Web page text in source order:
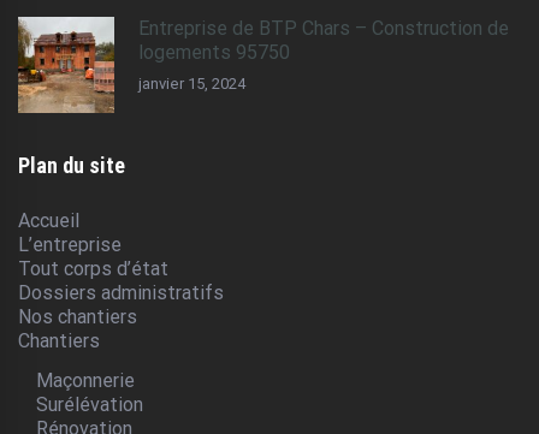
Entreprise de BTP Chars – Construction de
logements 95750
janvier 15, 2024
Plan du site
Accueil
L’entreprise
Tout corps d’état
Dossiers administratifs
Nos chantiers
Chantiers
Maçonnerie
Surélévation
Rénovation